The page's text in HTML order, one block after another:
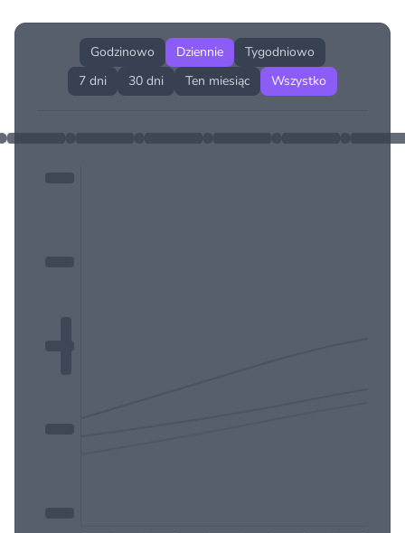
Godzinowo Dziennie
Tygodniowo
7 dni
30 dni Ten miesiąc Wszystko